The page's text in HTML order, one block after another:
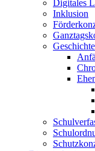
Digitales
Inklusion
Geschichte